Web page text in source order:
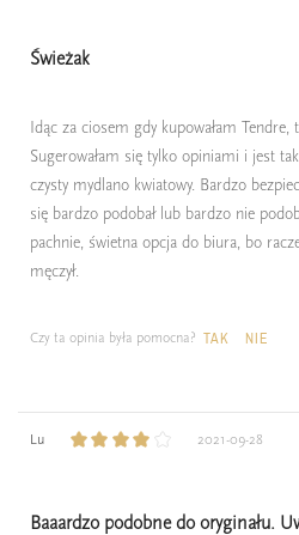
Świeżak
Idąc za ciosem gdy kupowałam Tendre,
Sugerowałam się tylko opiniami i jest
czysty mydlano kwiatowy. Bardzo
się bardzo podobał lub bardzo nie
pachnie, świetna opcja do biura, bo
męczył.
Czy ta opinia była pomocna? TAK NIE
Lu 2021-09-28
Baaardzo podobne do oryginału.